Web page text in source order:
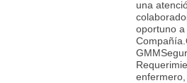
una
oportuno